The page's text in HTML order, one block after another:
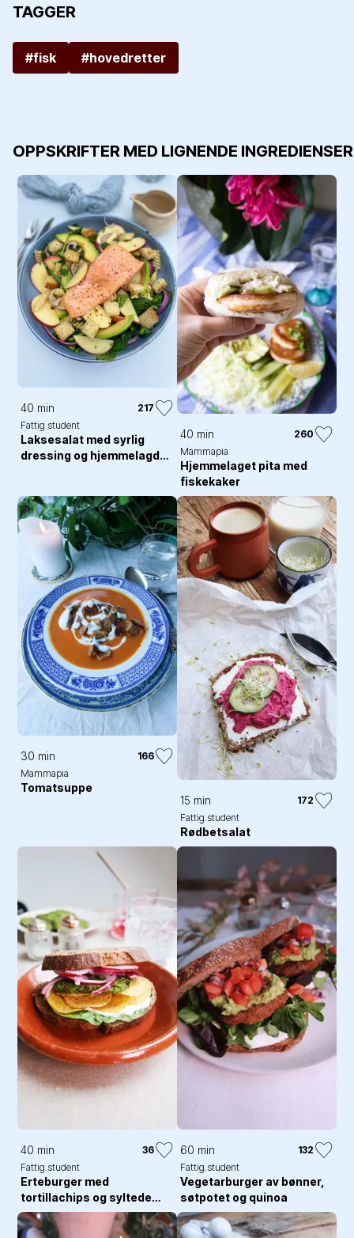
TAGGER
#fisk #hovedretter
OPPSKRIFTER MED LIGNENDE INGREDIENSER
40 min
217
Fattig.student
Laksesalat med syrlig
dressing og hjemmelagde
40 min
260
Mammapia
Hjemmelaget pita med
fiskekaker
30 min
166
Mammapia
Tomatsuppe
15 min
172
Fattig.student
Rødbetsalat
40 min
36
Fattig.student
Erteburger med
tortillachips og syltede
grønnsaker
60 min
132
Fattig.student
Vegetarburger av bønner,
søtpotet og quinoa